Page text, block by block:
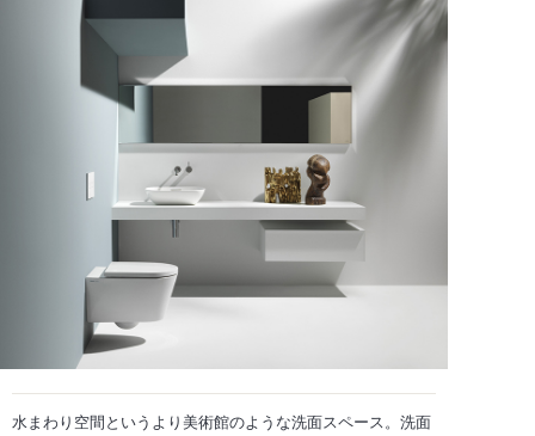
水まわり空間というより美術館のような洗面スペース。洗面